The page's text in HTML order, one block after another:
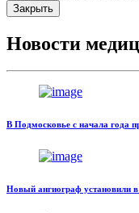
Закрыть
Новости
В Подмосковье с начала года
Новый ангиограф установили